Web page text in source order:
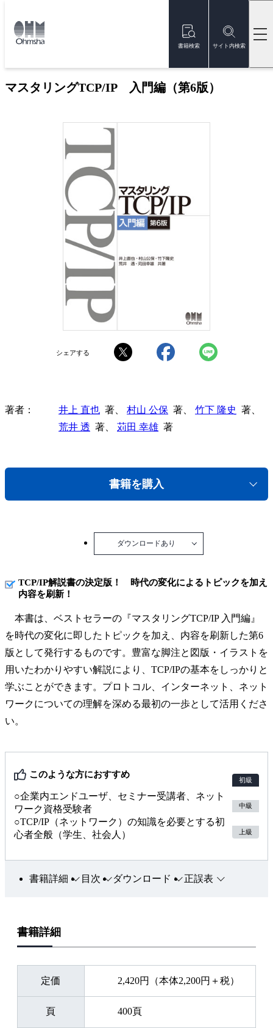
書籍検索 サイト内検索
トップ
マスタリングTCP/IP 入門編（第6版）
シェアする
著者 井上 直也 著、 村山 公保 著、 竹下 隆史 著、
荒井 透 著、 苅田 幸雄 著
書籍を購入
ダウンロードあり
TCP/IP解説書の決定版！ 時代の変化によるトピックを加え
内容を刷新！
本書は、ベストセラーの『マスタリングTCP/IP 入門編』
を時代の変化に即したトピックを加え、内容を刷新した第6
版として発行するものです。豊富な脚注と図版・イラストを
用いたわかりやすい解説により、TCP/IPの基本をしっかりと
学ぶことができます。プロトコル、インターネット、ネット
ワークについての理解を深める最初の一歩として活用くださ
い。
このような方におすすめ
○企業内エンドユーザ、セミナー受講者、ネット
ワーク資格受験者
○TCP/IP（ネットワーク）の知識を必要とする初
心者全般（学生、社会人）
初級
中級
上級
書籍詳細 目次 ダウンロード 正誤表
書籍詳細
定価 2,420円（本体2,200円＋税）
頁 400頁